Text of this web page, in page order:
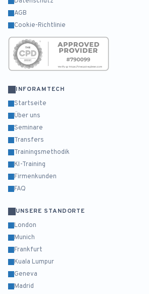
AGB
Cookie-Richtlinie
INFORAMTECH
Startseite
Über uns
Seminare
Transfers
Trainingsmethodik
KI-Training
Firmenkunden
FAQ
UNSERE STANDORTE
London
Munich
Frankfurt
Kuala Lumpur
Geneva
Madrid